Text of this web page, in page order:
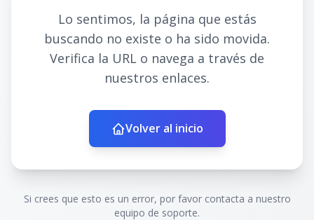
Lo sentimos, la página que estás
buscando no existe o ha sido movida.
Verifica la URL o navega a través de
nuestros enlaces.
Volver al inicio
Si crees que esto es un error, por favor contacta a nuestro
equipo de soporte.